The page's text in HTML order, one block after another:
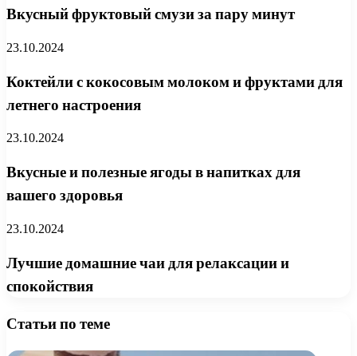
Вкусный фруктовый смузи за пару минут
23.10.2024
Коктейли с кокосовым молоком и фруктами для
летнего настроения
23.10.2024
Вкусные и полезные ягоды в напитках для
вашего здоровья
23.10.2024
Лучшие домашние чаи для релаксации и
спокойствия
Статьи по теме